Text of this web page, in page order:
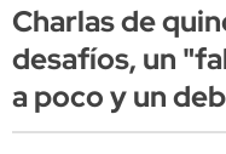
Charlas de
desafíos, un
a poco y un